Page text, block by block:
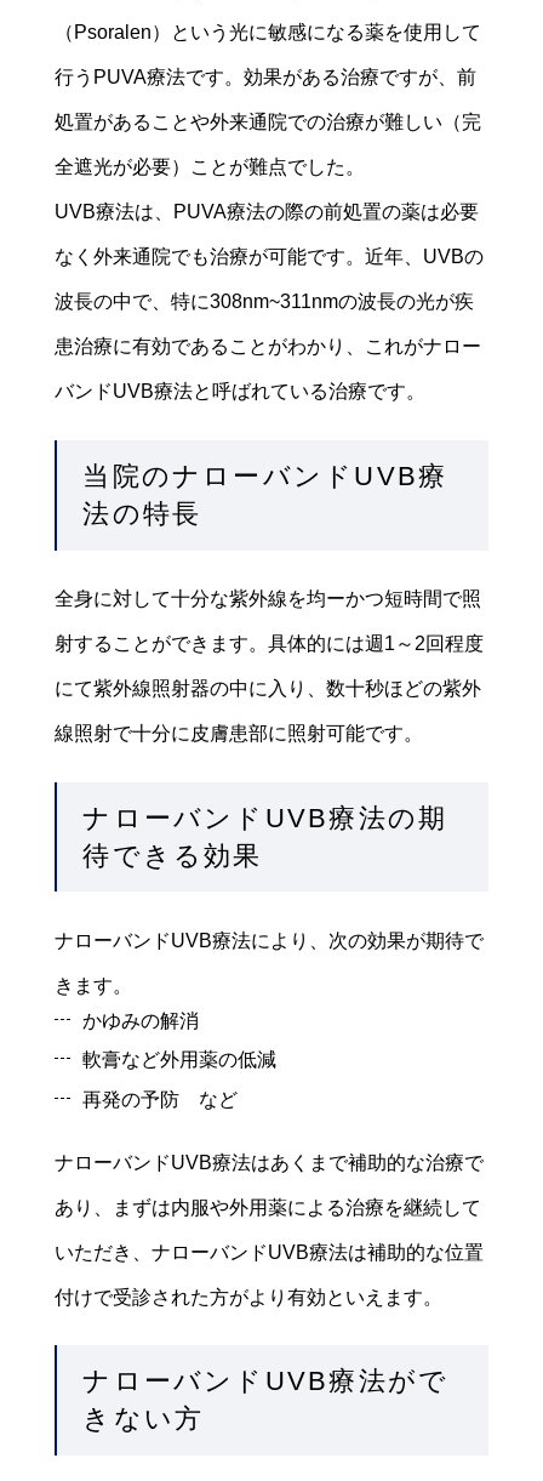
（Psoralen）という光に敏感になる薬を使用して
行うPUVA療法です。効果がある治療ですが、前
処置があることや外来通院での治療が難しい（完
全遮光が必要）ことが難点でした。
UVB療法は、PUVA療法の際の前処置の薬は必要
なく外来通院でも治療が可能です。近年、UVBの
波長の中で、特に308nm~311nmの波長の光が疾
患治療に有効であることがわかり、これがナロー
バンドUVB療法と呼ばれている治療です。
当院のナローバンドUVB療
法の特長
全身に対して十分な紫外線を均ーかつ短時間で照
射することができます。具体的には週1～2回程度
にて紫外線照射器の中に入り、数十秒ほどの紫外
線照射で十分に皮膚患部に照射可能です。
ナローバンドUVB療法の期
待できる効果
ナローバンドUVB療法により、次の効果が期待で
きます。
かゆみの解消
軟膏など外用薬の低減
再発の予防 など
ナローバンドUVB療法はあくまで補助的な治療で
あり、まずは内服や外用薬による治療を継続して
いただき、ナローバンドUVB療法は補助的な位置
付けで受診された方がより有効といえます。
ナローバンドUVB療法がで
きない方